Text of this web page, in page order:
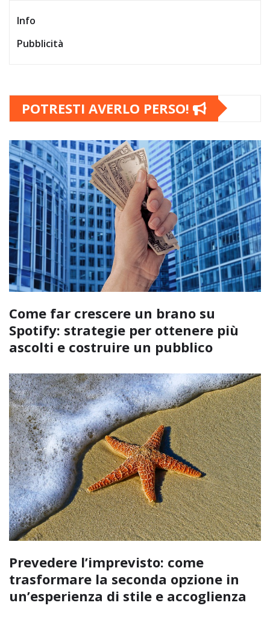
Info
Pubblicità
POTRESTI AVERLO PERSO!
Come far crescere un brano su
Spotify: strategie per ottenere più
ascolti e costruire un pubblico
Prevedere l’imprevisto: come
trasformare la seconda opzione in
un’esperienza di stile e accoglienza